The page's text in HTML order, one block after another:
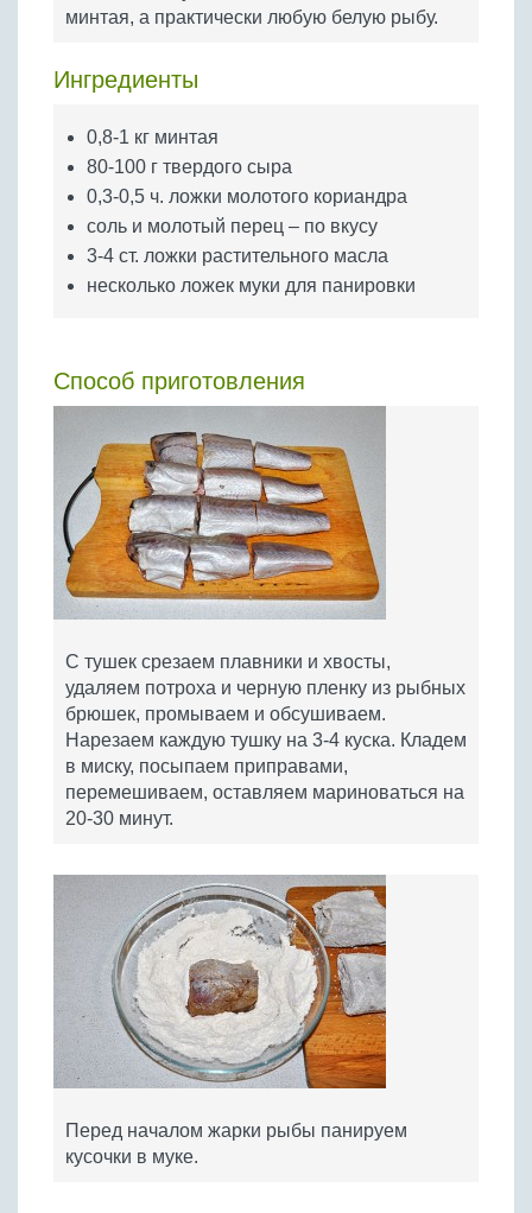
Бобовые
Крупы
минтая, а практически любую белую рыбу.
Ингредиенты
0,8-1 кг минтая
80-100 г твердого сыра
0,3-0,5 ч. ложки молотого кориандра
соль и молотый перец – по вкусу
3-4 ст. ложки растительного масла
несколько ложек муки для панировки
Способ приготовления
С тушек срезаем плавники и хвосты,
удаляем потроха и черную пленку из рыбных
брюшек, промываем и обсушиваем.
Нарезаем каждую тушку на 3-4 куска. Кладем
в миску, посыпаем приправами,
перемешиваем, оставляем мариноваться на
20-30 минут.
Перед началом жарки рыбы панируем
кусочки в муке.